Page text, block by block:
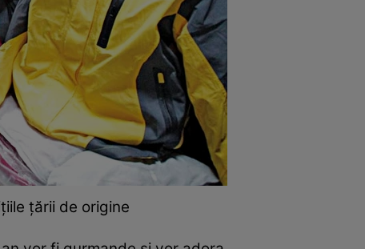
ţării de origine